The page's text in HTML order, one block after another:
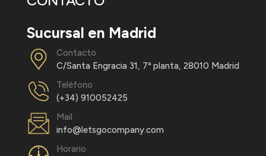
Sucursal en Madrid
Contacto
C/Santa Engracia 31, 7ª planta, 28010 Madrid
Teléfono
(+34) 910052425
Mail
info@letsgocompany.com
Horario